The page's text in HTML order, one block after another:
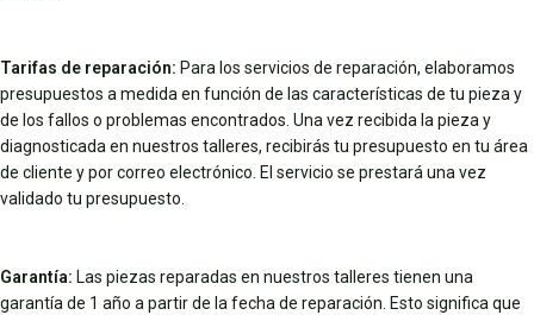
Tarifas de reparación: Para los servicios de reparación, elaboramos
presupuestos a medida en función de las características de tu pieza y
de los fallos o problemas encontrados. Una vez recibida la pieza y
diagnosticada en nuestros talleres, recibirás tu presupuesto en tu área
de cliente y por correo electrónico. El servicio se prestará una vez
validado tu presupuesto.
Garantía: Las piezas reparadas en nuestros talleres tienen una
garantía de 1 año a partir de la fecha de reparación. Esto significa que